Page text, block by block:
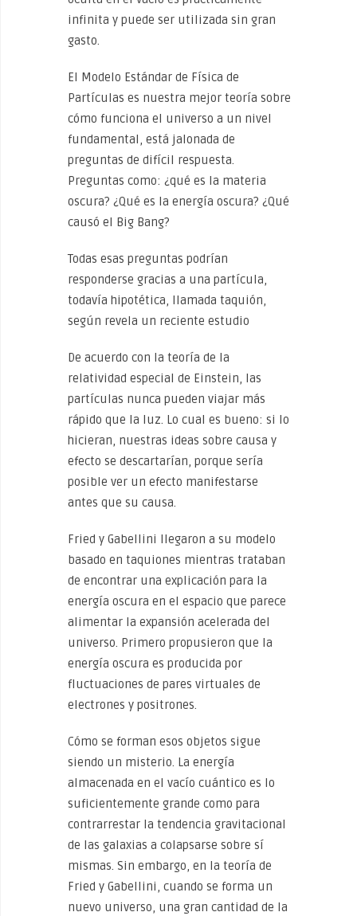
infinita y puede ser utilizada sin gran
gasto.
El Modelo Estándar de Física de
Partículas es nuestra mejor teoría sobre
cómo funciona el universo a un nivel
fundamental, está jalonada de
preguntas de difícil respuesta.
Preguntas como: ¿qué es la materia
oscura? ¿Qué es la energía oscura? ¿Qué
causó el Big Bang?
Todas esas preguntas podrían
responderse gracias a una partícula,
todavía hipotética, llamada taquión,
según revela un reciente estudio
De acuerdo con la teoría de la
relatividad especial de Einstein, las
partículas nunca pueden viajar más
rápido que la luz. Lo cual es bueno: si lo
hicieran, nuestras ideas sobre causa y
efecto se descartarían, porque sería
posible ver un efecto manifestarse
antes que su causa.
Fried y Gabellini llegaron a su modelo
basado en taquiones mientras trataban
de encontrar una explicación para la
energía oscura en el espacio que parece
alimentar la expansión acelerada del
universo. Primero propusieron que la
energía oscura es producida por
fluctuaciones de pares virtuales de
electrones y positrones.
Cómo se forman esos objetos sigue
siendo un misterio. La energía
almacenada en el vacío cuántico es lo
suficientemente grande como para
contrarrestar la tendencia gravitacional
de las galaxias a colapsarse sobre sí
mismas. Sin embargo, en la teoría de
Fried y Gabellini, cuando se forma un
nuevo universo, una gran cantidad de la